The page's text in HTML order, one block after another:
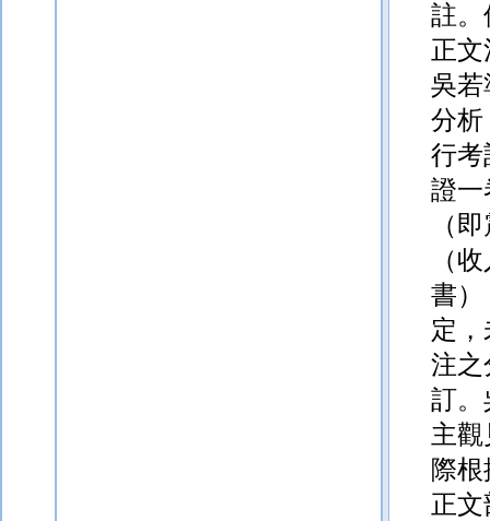
註。
正
吳若
分析
行考
證一
（
（
書）
定
注之
訂。
主
際
正